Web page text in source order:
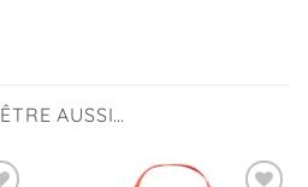
AUSSI…